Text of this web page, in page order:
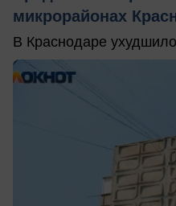
микрорайонах
В Краснодаре